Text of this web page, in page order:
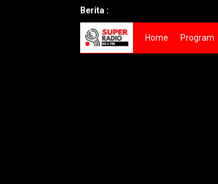
Berita :
Home Program